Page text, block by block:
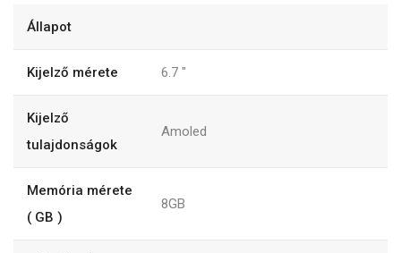
Állapot
Kijelző mérete 6.7 "
Kijelző
tulajdonságok
Amoled
Memória mérete
( GB )
8GB